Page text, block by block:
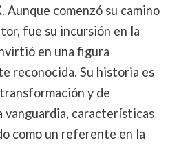
Aunque comenzó su camino
fue su incursión en la
en una figura
reconocida. Su historia es
y de
vanguardia, características
como un referente en la